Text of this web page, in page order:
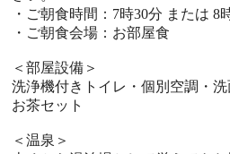
・ご朝食時間：7時30分 または 8
・ご朝食会場：お部屋食
＜部屋設備＞
洗浄機付きトイレ・個別空調・
お茶セット
＜温泉＞